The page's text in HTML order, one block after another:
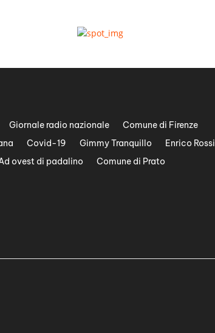
Giornale radio nazionale
Comune di Firenze
Covid-19 Gimmy Tranquillo
Enrico Rossi
ovest di padalino
Comune di Prato